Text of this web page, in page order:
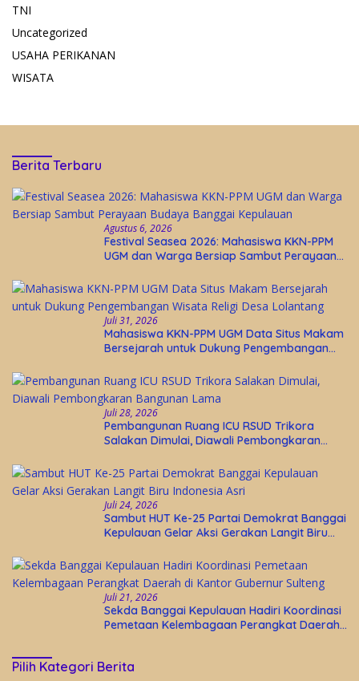
TNI
Uncategorized
USAHA PERIKANAN
WISATA
Berita Terbaru
Agustus 6, 2026
Festival Seasea 2026: Mahasiswa KKN-PPM
UGM dan Warga Bersiap Sambut Perayaan
Juli 31, 2026
Mahasiswa KKN-PPM UGM Data Situs Makam
Bersejarah untuk Dukung Pengembangan
Juli 28, 2026
Pembangunan Ruang ICU RSUD Trikora
Salakan Dimulai, Diawali Pembongkaran
Juli 24, 2026
Sambut HUT Ke-25 Partai Demokrat Banggai
Kepulauan Gelar Aksi Gerakan Langit Biru
Juli 21, 2026
Sekda Banggai Kepulauan Hadiri Koordinasi
Pemetaan Kelembagaan Perangkat Daerah
Pilih Kategori Berita